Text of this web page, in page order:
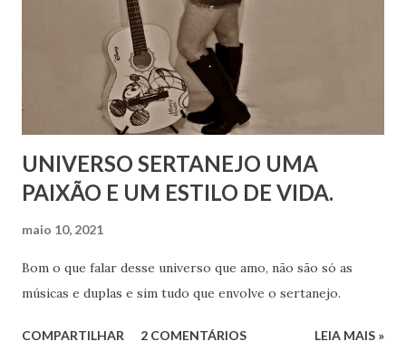
UNIVERSO SERTANEJO UMA
PAIXÃO E UM ESTILO DE VIDA.
maio 10, 2021
Bom o que falar desse universo que amo, não são só as
músicas e duplas e sim tudo que envolve o sertanejo.
COMPARTILHAR 2 COMENTÁRIOS LEIA MAIS »